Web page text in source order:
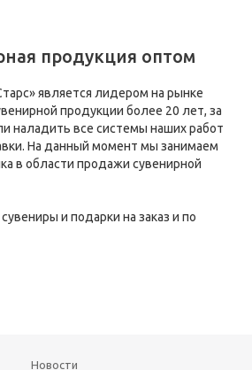
продукция оптом
является лидером на рынке
продукции более 20 лет, за
наладить все системы наших работ
На данный момент мы занимаем
в области продажи сувенирной
и подарки на заказ и по
Новости